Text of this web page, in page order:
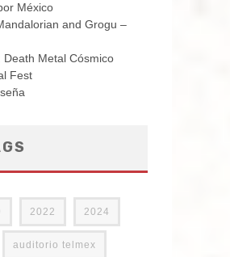
México
and Grogu –
Metal Cósmico
Fest
2022 2024
auditorio telmex